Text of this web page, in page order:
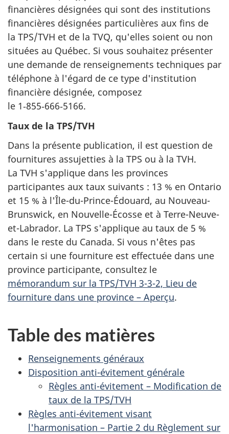
financières désignées qui sont des institutions
financières désignées particulières aux fins de
la TPS/TVH et de la TVQ, qu'elles soient ou non
situées au Québec. Si vous souhaitez présenter
une demande de renseignements techniques par
téléphone à l'égard de ce type d'institution
financière désignée, composez
le 1‑855‑666‑5166.
Taux de la TPS/TVH
Dans la présente publication, il est question de
fournitures assujetties à la TPS ou à la TVH.
La TVH s'applique dans les provinces
participantes aux taux suivants : 13 % en Ontario
et 15 % à l'Île-du-Prince-Édouard, au Nouveau-
Brunswick, en Nouvelle-Écosse et à Terre-Neuve-
et-Labrador. La TPS s'applique au taux de 5 %
dans le reste du Canada. Si vous n'êtes pas
certain si une fourniture est effectuée dans une
province participante, consultez le
mémorandum sur la TPS/TVH 3-3-2, Lieu de
fourniture dans une province – Aperçu.
Table des matières
Renseignements généraux
Disposition anti-évitement générale
Règles anti-évitement – Modification de
taux de la TPS/TVH
Règles anti-évitement visant
l'harmonisation – Partie 2 du Règlement sur